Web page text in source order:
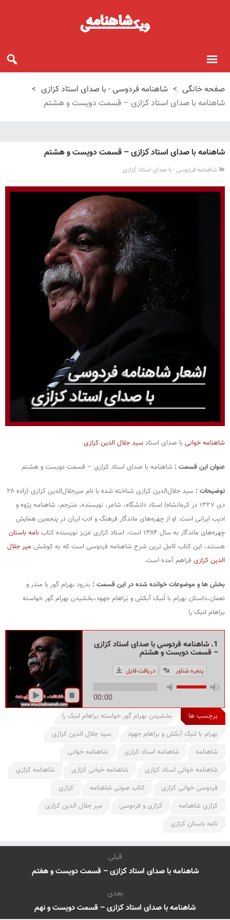
صفحه خانگی > شاهنامه فردوسی - با صدای استاد کزازی >
شاهنامه با صدای استاد کزازی – قسمت دویست و هشتم
شاهنامه با صدای استاد کزازی – قسمت دویست و هشتم
شاهنامه فردوسی - با صدای استاد کزازی
شاهنامه خوانی با صدای استاد سید جلال الدین کزازی
عنوان این قسمت : شاهنامه با صدای استاد کزازی – قسمت دویست و هشتم
توضیحات :
سید جلال‌الدین کزازی شناخته‌ شده با نام میرجلال‌الدین کزازی (زاده ۲۸
دی ۱۳۲۷ در کرمانشاه) استاد دانشگاه، شاعر، نویسنده، مترجم، شاهنامه‌ پژوه و
ادیب ایرانی است. او از چهره‌های ماندگار فرهنگ و ادب ایران در پنجمین همایش
چهره‌های ماندگار به سال ۱۳۸۴ است. استاد کزازی عزیز نویسنده کتاب
نامه باستان
هستند، این کتاب کامل ترین شرح شاهنامه فردوسی است که به کوشش میر جلال
الدین کزازی فراهم آمده است.
بخش ها و موضوعات خوانده شده در این قسمت : بدرود بهرام گور با منذر و
نعمان،داستان بهرام با لُنبک آبکش و بَراهام جهود،بخشیدن بهرام گور خواسته
براهام لنبک را
1. شاهنامه فردوسی با صدای استاد کزازی
– قسمت دویست و هشتم
00:00
پنجره شناور دریافت فایل
برچسب ها
بخشیدن بهرام گور خواسته براهام لنبک را
بهرام با لنبک آبکش و براهام جهود
سید جلال الدین کزازی
شاهنامه
شاهنامه استاد کزازی
شاهنامه خوانی
شاهنامه خوانی استاد کزازی
شاهنامه خوانی کزازی
شاهنامه کزازی
فردوسی خوانی کزازی
کتاب صوتی شاهنامه
کزازی
کزازی شاهنامه
کزازی و فردوسی
میر جلال الدین کزازی
نامه باستان کزازی
قبلی
شاهنامه با صدای استاد کزازی – قسمت دویست و هفتم
بعدی
شاهنامه با صدای استاد کزازی – قسمت دویست و نهم